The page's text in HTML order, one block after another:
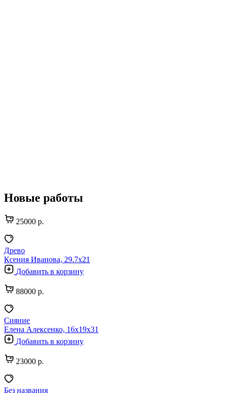
Новые работы
25000 р.
Древо
Ксения Иванова, 29.7х21
Добавить в корзину
88000 р.
Сияние
Елена Алексенко, 16х19х31
Добавить в корзину
23000 р.
Без названия